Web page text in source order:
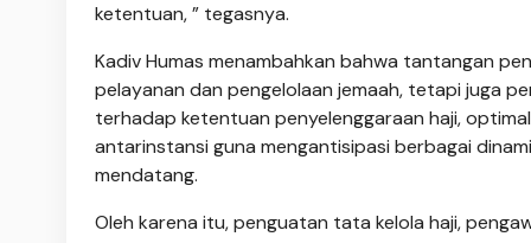
ketentuan, ” tegasnya.
Kadiv Humas menambahkan bahwa tantangan
pelayanan dan pengelolaan jemaah, tetapi juga
terhadap ketentuan penyelenggaraan haji,
antarinstansi guna mengantisipasi berbagai
mendatang.
Oleh karena itu, penguatan tata kelola haji,